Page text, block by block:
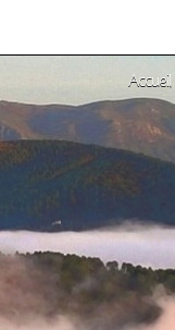
Accueil